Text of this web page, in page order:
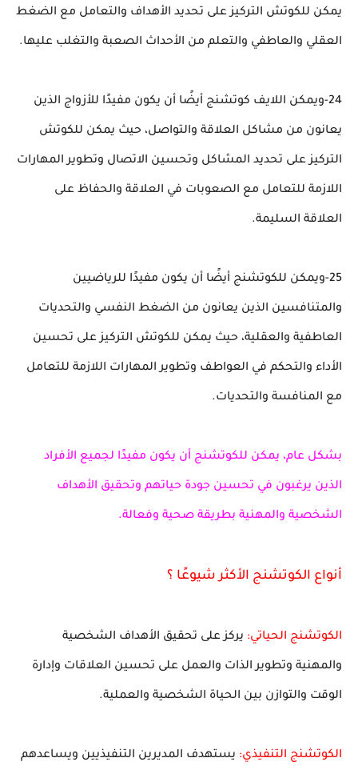
يمكن للكوتش التركيز على تحديد الأهداف والتعامل مع الضغط
العقلي والعاطفي والتعلم من الأحداث الصعبة والتغلب عليها.
24-ويمكن اللايف كوتشنج أيضًا أن يكون مفيدًا للأزواج الذين
يعانون من مشاكل العلاقة والتواصل، حيث يمكن للكوتش
التركيز على تحديد المشاكل وتحسين الاتصال وتطوير المهارات
اللازمة للتعامل مع الصعوبات في العلاقة والحفاظ على
العلاقة السليمة.
25-ويمكن للكوتشنج أيضًا أن يكون مفيدًا للرياضيين
والمتنافسين الذين يعانون من الضغط النفسي والتحديات
العاطفية والعقلية، حيث يمكن للكوتش التركيز على تحسين
الأداء والتحكم في العواطف وتطوير المهارات اللازمة للتعامل
مع المنافسة والتحديات.
بشكل عام، يمكن للكوتشنج أن يكون مفيدًا لجميع الأفراد
الذين يرغبون في تحسين جودة حياتهم وتحقيق الأهداف
الشخصية والمهنية بطريقة صحية وفعالة.
أنواع الكوتشنج الأكثر شيوعًا ؟
الكوتشنج الحياتي: يركز على تحقيق الأهداف الشخصية
والمهنية وتطوير الذات والعمل على تحسين العلاقات وإدارة
الوقت والتوازن بين الحياة الشخصية والعملية.
الكوتشنج التنفيذي: يستهدف المديرين التنفيذيين ويساعدهم